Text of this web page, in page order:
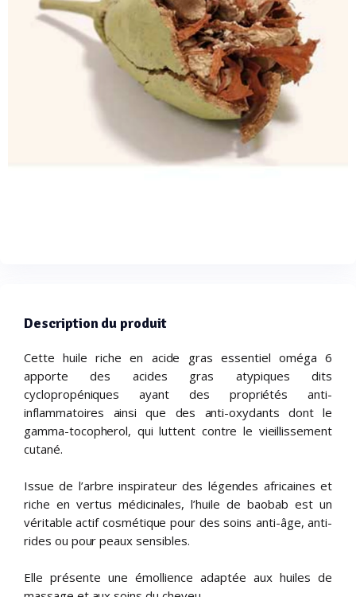
Description du produit
Cette huile riche en acide gras essentiel oméga 6
apporte des acides gras atypiques dits
cyclopropéniques ayant des propriétés anti-
inflammatoires ainsi que des anti-oxydants dont le
gamma-tocopherol, qui luttent contre le vieillissement
cutané.
Issue de l’arbre inspirateur des légendes africaines et
riche en vertus médicinales, l’huile de baobab est un
véritable actif cosmétique pour des soins anti-âge, anti-
rides ou pour peaux sensibles.
Elle présente une émollience adaptée aux huiles de